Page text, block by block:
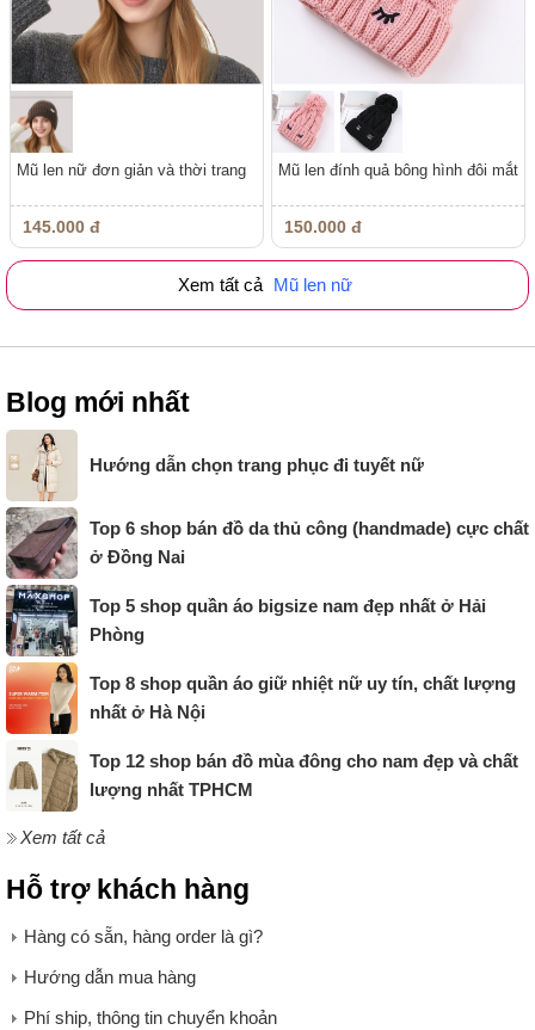
Mũ len nữ đơn giản và thời trang
145.000 đ
Mũ len đính quả bông hình đôi mắt
150.000 đ
Xem tất cả Mũ len nữ
Blog mới nhất
Hướng dẫn chọn trang phục đi tuyết nữ
Top 6 shop bán đồ da thủ công (handmade) cực chất
ở Đồng Nai
Top 5 shop quần áo bigsize nam đẹp nhất ở Hải
Phòng
Top 8 shop quần áo giữ nhiệt nữ uy tín, chất lượng
nhất ở Hà Nội
Top 12 shop bán đồ mùa đông cho nam đẹp và chất
lượng nhất TPHCM
Xem tất cả
Hỗ trợ khách hàng
Hàng có sẵn, hàng order là gì?
Hướng dẫn mua hàng
Phí ship, thông tin chuyển khoản